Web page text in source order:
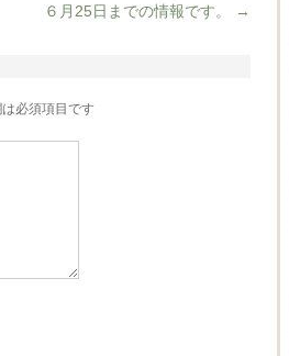
６月25日までの情報です。 →
必須項目です